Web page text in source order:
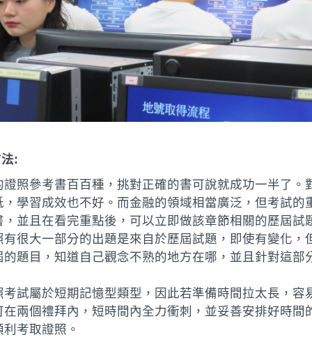
:
證照參考書百百種，挑對正確的書可說就成功一半了
，學習成效也不好。而金融的領域相當廣泛，但考試
，並且在看完重點後，可以立即做該章節相關的歷屆
有很大一部分的出題是來自於歷屆試題，即使有變化
的題目，知道自己觀念不熟的地方在哪，並且針對這
考試屬於短期記憶型類型，因此若準備時間拉太長，
在兩個禮拜內，短時間內全力衝刺，並妥善安排好時
考取證照。